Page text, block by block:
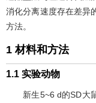
消化分离速度存在差异
方法。
1 材料和方法
1.1 实验动物
新生5~6 d的SD大